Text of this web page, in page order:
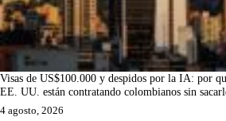
Visas de US$100.000 y despidos por la IA: por
EE. UU. están contratando colombianos sin
4 agosto, 2026